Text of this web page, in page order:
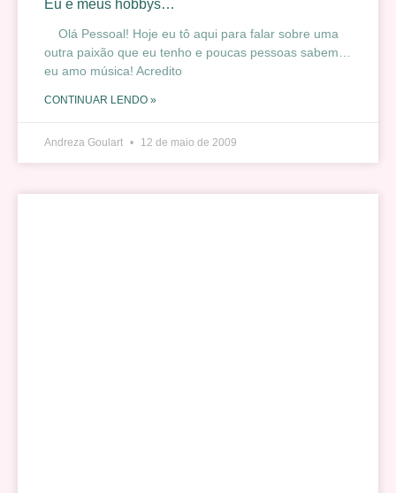
Eu e meus hobbys…
Olá Pessoal! Hoje eu tô aqui para falar sobre uma
outra paixão que eu tenho e poucas pessoas sabem…
eu amo música! Acredito
CONTINUAR LENDO »
Andreza Goulart 12 de maio de 2009